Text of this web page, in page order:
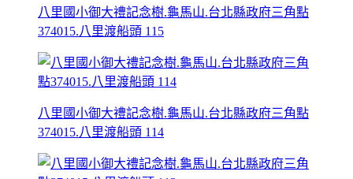
八里國小御大禮記念樹.龜馬山.台北縣政府三角點
374015.八里渡船頭 115
八里國小御大禮記念樹.龜馬山.台北縣政府三角點
374015.八里渡船頭 114